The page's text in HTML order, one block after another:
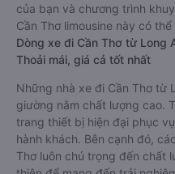
của bạn và chương trình
Cần Thơ limousine này có thể
Dòng xe đi Cần Thơ từ Long
Thoải mái, giá cả tốt nhất
Những nhà xe đi Cần Thơ từ
giường nằm chất lượng cao.
trang thiết bị hiện đại phục
hành khách. Bên cạnh đó,
Thơ luôn chú trọng đến chất